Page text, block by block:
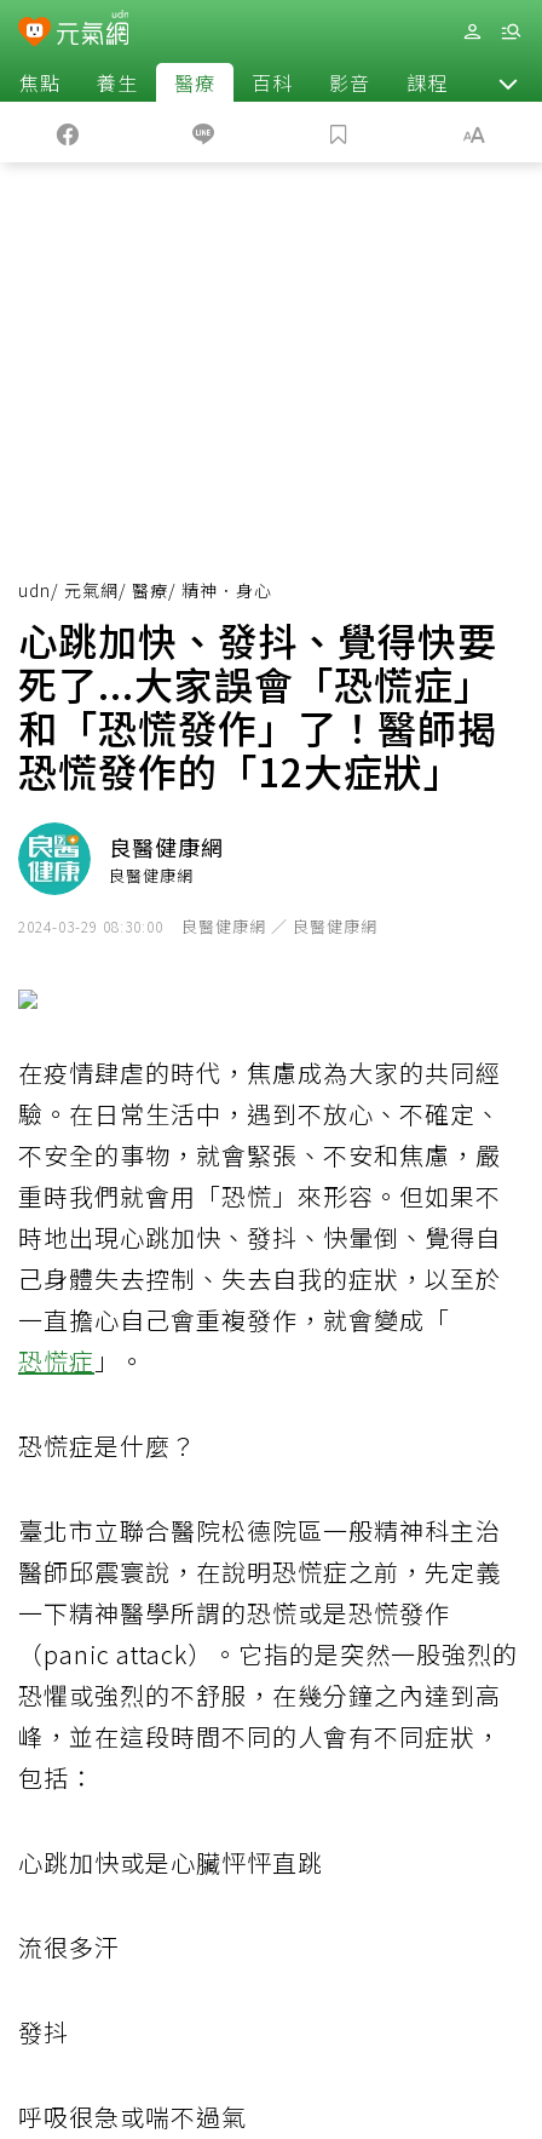
焦點 養生 醫療 百科 影音 課程 退休
udn/ 元氣網/ 醫療/ 精神．身心
心跳加快、發抖、覺得快要
死了...大家誤會「恐慌症」
和「恐慌發作」了！醫師揭
恐慌發作的「12大症狀」
良醫健康網
良醫健康網
2024-03-29 08:30:00 良醫健康網 ／ 良醫健康網
在疫情肆虐的時代，焦慮成為大家的共同經
驗。在日常生活中，遇到不放心、不確定、
不安全的事物，就會緊張、不安和焦慮，嚴
重時我們就會用「恐慌」來形容。但如果不
時地出現心跳加快、發抖、快暈倒、覺得自
己身體失去控制、失去自我的症狀，以至於
一直擔心自己會重複發作，就會變成「
恐慌症 」。
恐慌症是什麼？
臺北市立聯合醫院松德院區一般精神科主治
醫師邱震寰說，在說明恐慌症之前，先定義
一下精神醫學所謂的恐慌或是恐慌發作
（panic attack）。它指的是突然一股強烈的
恐懼或強烈的不舒服，在幾分鐘之內達到高
峰，並在這段時間不同的人會有不同症狀，
包括：
心跳加快或是心臟怦怦直跳
流很多汗
發抖
呼吸很急或喘不過氣